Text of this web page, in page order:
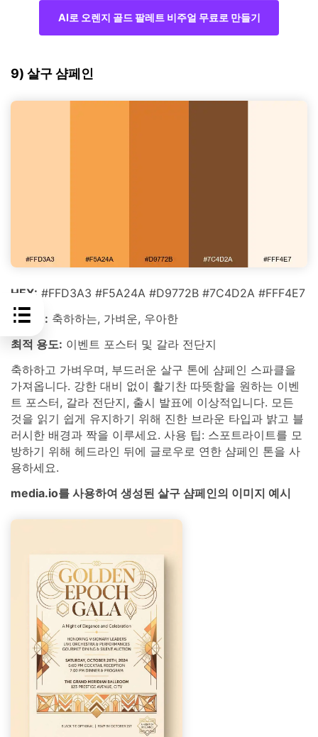
AI로 오렌지 골드 팔레트 비주얼 무료로 만들기
9) 살구 샴페인
HEX: #FFD3A3 #F5A24A #D9772B #7C4D2A #FFF4E7
분위기: 축하하는, 가벼운, 우아한
최적 용도: 이벤트 포스터 및 갈라 전단지
축하하고 가벼우며, 부드러운 살구 톤에 샴페인 스파클을
가져옵니다. 강한 대비 없이 활기찬 따뜻함을 원하는 이벤
트 포스터, 갈라 전단지, 출시 발표에 이상적입니다. 모든
것을 읽기 쉽게 유지하기 위해 진한 브라운 타입과 밝고 블
러시한 배경과 짝을 이루세요. 사용 팁: 스포트라이트를 모
방하기 위해 헤드라인 뒤에 글로우로 연한 샴페인 톤을 사
용하세요.
media.io를 사용하여 생성된 살구 샴페인의 이미지 예시